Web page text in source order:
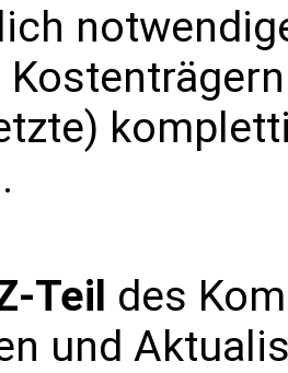
)
Teil des
und